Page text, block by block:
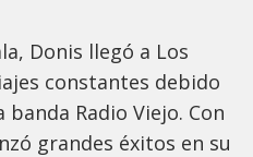
Donis llegó a Los
constantes debido
Radio Viejo. Con
grandes éxitos en su